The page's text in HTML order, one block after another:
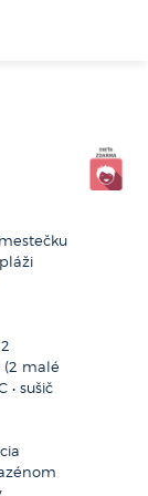
Určite
mestečko
A nakoniec
Sangiovesa
regióne
pre tých,
Mesto
bohatú
(2 malé
• sušič